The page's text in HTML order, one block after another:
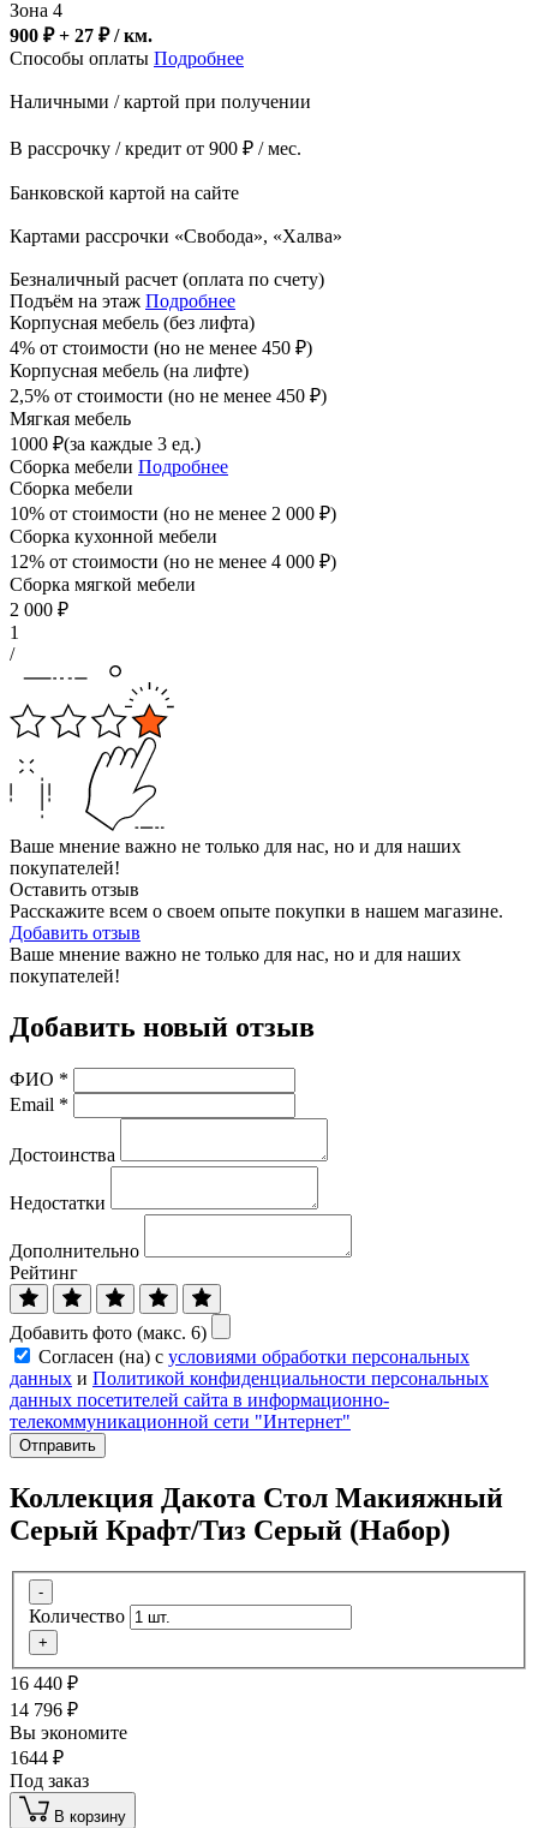
Зона 4
900 ₽ + 27 ₽/ км.
Способы оплаты Подробнее
Наличными / картой при получении
В рассрочку / кредит от 900 ₽ / мес.
Банковской картой на сайте
Картами рассрочки «Свобода», «Халва»
Безналичный расчет (оплата по счету)
Подъём на этаж Подробнее
Корпусная мебель (без лифта)
4% от стоимости (но не менее 450 ₽)
Корпусная мебель (на лифте)
2,5% от стоимости (но не менее 450 ₽)
Мягкая мебель
1000 ₽(за каждые 3 ед.)
Сборка мебели Подробнее
Сборка мебели
10% от стоимости (но не менее 2 000 ₽)
Сборка кухонной мебели
12% от стоимости (но не менее 4 000 ₽)
Сборка мягкой мебели
2 000 ₽
1
/
Ваше мнение важно не только для нас, но и для наших
покупателей!
Оставить отзыв
Расскажите всем о своем опыте покупки в нашем магазине.
Добавить отзыв
Ваше мнение важно не только для нас, но и для наших
покупателей!
Добавить новый отзыв
ФИО *
Email *
Достоинства
Недостатки
Дополнительно
Рейтинг
Добавить фото (макс. 6)
Согласен (на) с условиями обработки персональных
данных и Политикой конфиденциальности персональных
данных посетителей сайта в информационно-
телекоммуникационной сети "Интернет"
Отправить
Коллекция Дакота Стол Макияжный
Серый Крафт/Тиз Серый (Набор)
-
Количество
+
16 440 ₽
14 796 ₽
Вы экономите
1644 ₽
Под заказ
В корзину